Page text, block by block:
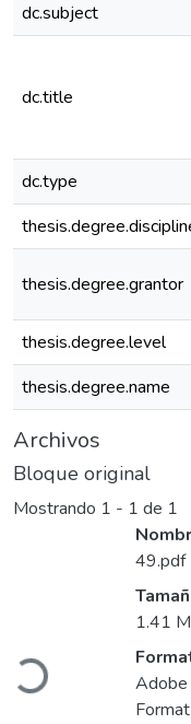
dc.subject
dc.title
dc.type
thesis.degree.grantor
thesis.degree.level
thesis.degree.name
Archivos
Bloque original
Mostrando 1 - 1 de 1
Cargando...
49.pdf
1.41
Format